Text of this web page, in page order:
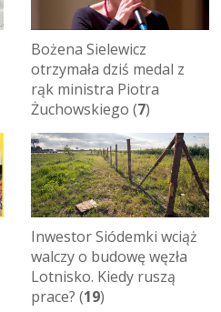
Bożena Sielewicz
otrzymała dziś medal z
rąk ministra Piotra
Żuchowskiego (7)
Inwestor Siódemki wciąż
walczy o budowę węzła
Lotnisko. Kiedy ruszą
prace? (19)